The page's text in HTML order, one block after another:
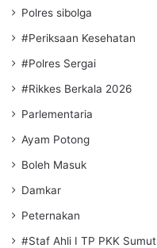
Polres sibolga
#Periksaan Kesehatan
#Polres Sergai
#Rikkes Berkala 2026
Parlementaria
Ayam Potong
Boleh Masuk
Damkar
Peternakan
#Staf Ahli I TP PKK Sumut